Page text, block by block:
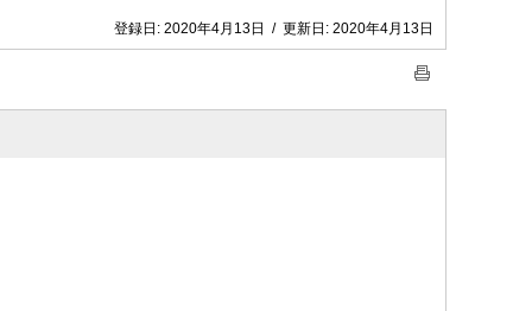
登録日: 2020年4月13日 / 更新日: 2020年4月13日